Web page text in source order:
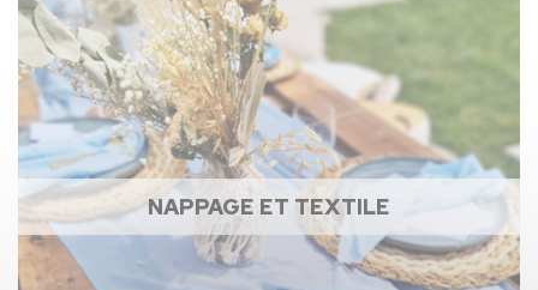
NAPPAGE ET TEXTILE